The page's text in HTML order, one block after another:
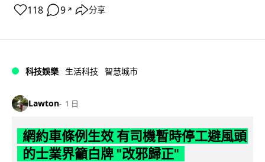
118 9 ↗ 分享
科技娛樂 生活科技 智慧城市
Lawton 1 日
網約車條例生效 有司機暫時停工避風頭
的士業界籲白牌 "改邪歸正"